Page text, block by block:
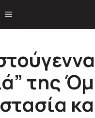
της